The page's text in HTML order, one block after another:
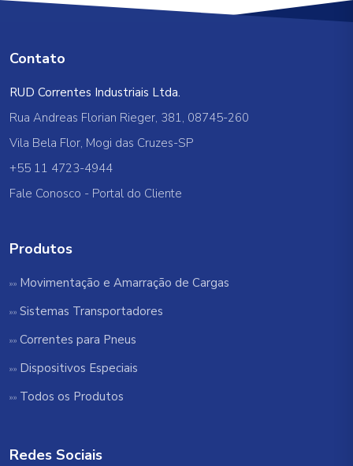
Contato
RUD Correntes Industriais Ltda.
Rua Andreas Florian Rieger, 381, 08745-260
Vila Bela Flor, Mogi das Cruzes-SP
+55 11 4723-4944
Fale Conosco - Portal do Cliente
Produtos
Movimentação e Amarração de Cargas
Sistemas Transportadores
Correntes para Pneus
Dispositivos Especiais
Todos os Produtos
Redes Sociais